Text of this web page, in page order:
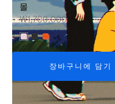
몰
₩1,700,000
+6
장바구니에 담기